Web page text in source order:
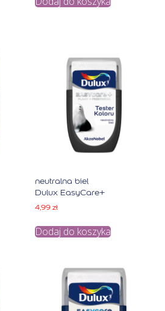
neutralna biel
Dulux EasyCare+
4,99zł
Dodaj do koszyka